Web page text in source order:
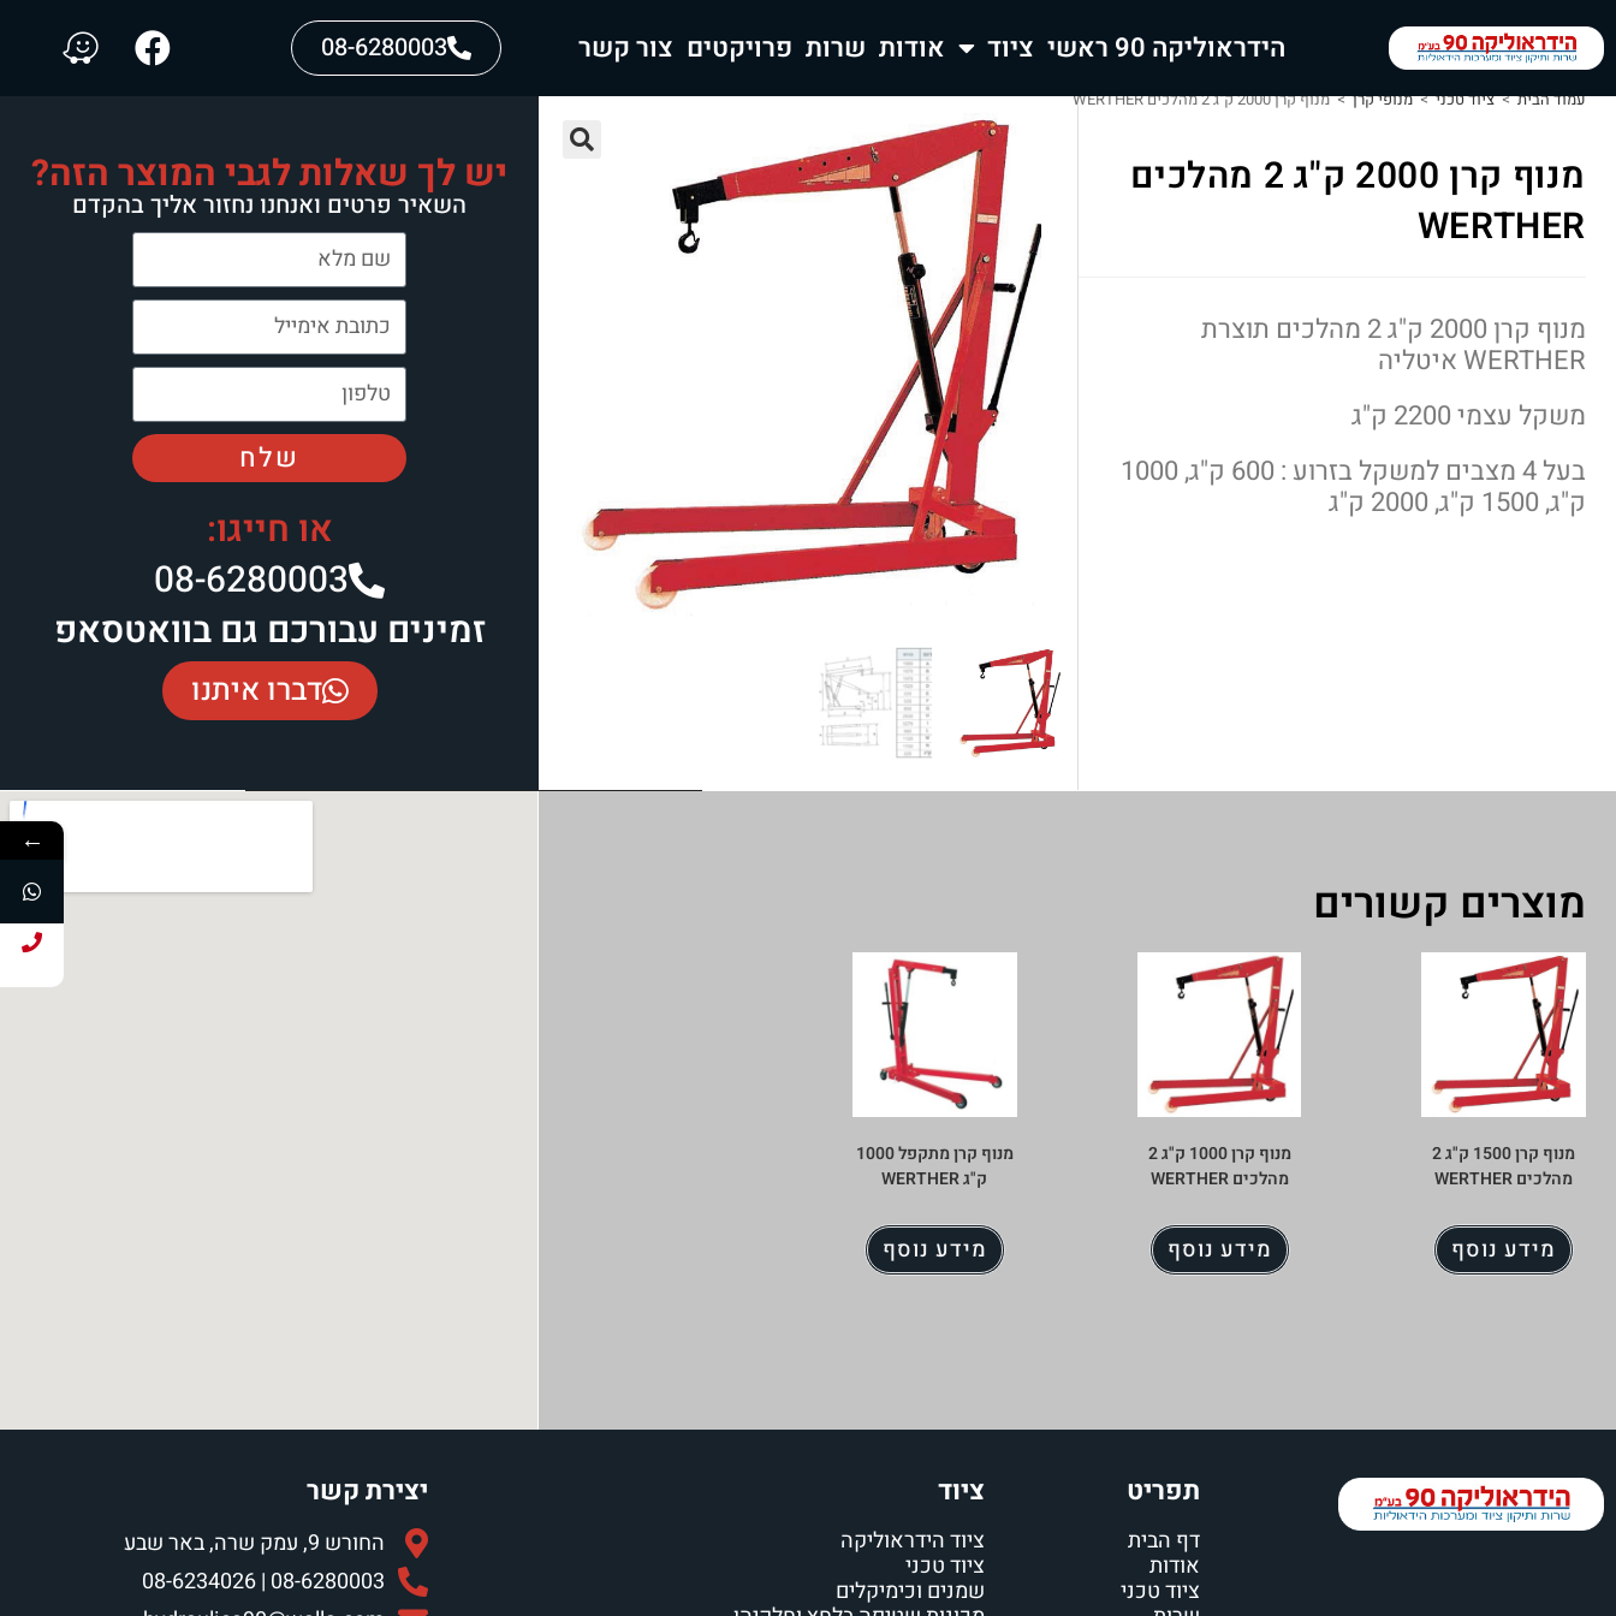
הידראוליקה 90 ראשי ציוד אודות שרות פרויקטים צור קשר 08-6280003
עמוד הבית > ציוד טכני > מנופי קרן > מנוף קרן 2000 ק"ג 2 מהלכים WERTHER
מנוף קרן 2000 ק"ג 2 מהלכים
WERTHER
מנוף קרן 2000 ק"ג 2 מהלכים תוצרת
WERTHER איטליה
משקל עצמי 2200 ק"ג
בעל 4 מצבים למשקל בזרוע : 600 ק"ג, 1000
ק"ג, 1500 ק"ג, 2000 ק"ג
יש לך שאלות לגבי המוצר הזה?
השאיר פרטים ואנחנו נחזור אליך בהקדם
שלח
או חייגו:
08-6280003​
זמינים עבורכם גם בוואטסאפ
דברו איתנו
מוצרים קשורים
מנוף קרן 1500 ק"ג 2
מהלכים WERTHER
מידע נוסף
מנוף קרן 1000 ק"ג 2
מהלכים WERTHER
מידע נוסף
מנוף קרן מתקפל 1000
ק"ג WERTHER
מידע נוסף
תפריט
דף הבית
אודות
ציוד טכני
ציוד
ציוד הידראוליקה
ציוד טכני
שמנים וכימיקלים
יצירת קשר
החורש 9, עמק שרה, באר שבע
08-6280003 | 08-6234026
←